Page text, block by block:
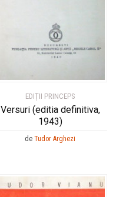
EDIȚII PRINCEPS
Versuri (editia definitiva,
1943)
de Tudor Arghezi